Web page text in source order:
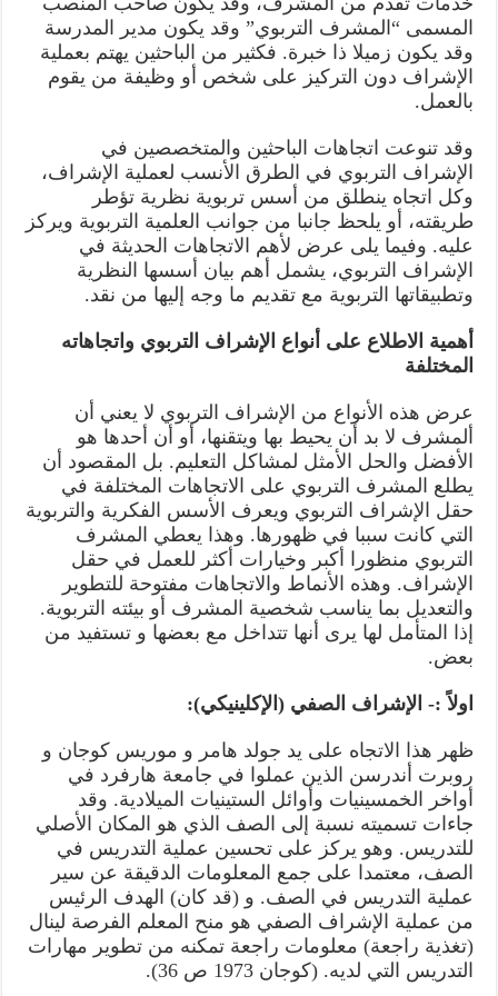
المسمى “المشرف التربوي” وقد يكون مدير المدرسة
وقد يكون زميلا ذا خبرة. فكثير من الباحثين يهتم بعملية
الإشراف دون التركيز على شخص أو وظيفة من يقوم
بالعمل.
وقد تنوعت اتجاهات الباحثين والمتخصصين في
الإشراف التربوي في الطرق الأنسب لعملية الإشراف،
وكل اتجاه ينطلق من أسس تربوية نظرية تؤطر
طريقته، أو يلحظ جانبا من جوانب العلمية التربوية ويركز
عليه. وفيما يلى عرض لأهم الاتجاهات الحديثة في
الإشراف التربوي، يشمل أهم بيان أسسها النظرية
وتطبيقاتها التربوية مع تقديم ما وجه إليها من نقد.
أهمية الاطلاع على أنواع الإشراف التربوي واتجاهاته
المختلفة
عرض هذه الأنواع من الإشراف التربوي لا يعني أن
ألمشرف لا بد أن يحيط بها ويتقنها، أو أن أحدها هو
الأفضل والحل الأمثل لمشاكل التعليم. بل المقصود أن
يطلع المشرف التربوي على الاتجاهات المختلفة في
حقل الإشراف التربوي ويعرف الأسس الفكرية والتربوية
التي كانت سببا في ظهورها. وهذا يعطي المشرف
التربوي منظورا أكبر وخيارات أكثر للعمل في حقل
الإشراف. وهذه الأنماط والاتجاهات مفتوحة للتطوير
والتعديل بما يناسب شخصية المشرف أو بيئته التربوية.
إذا المتأمل لها يرى أنها تتداخل مع بعضها و تستفيد من
بعض.
اولاً :- الإشراف الصفي (الإكلينيكي):
ظهر هذا الاتجاه على يد جولد هامر و موريس كوجان و
روبرت أندرسن الذين عملوا في جامعة هارفرد في
أواخر الخمسينيات وأوائل الستينيات الميلادية. وقد
جاءات تسميته نسبة إلى الصف الذي هو المكان الأصلي
للتدريس. وهو يركز على تحسين عملية التدريس في
الصف، معتمدا على جمع المعلومات الدقيقة عن سير
عملية التدريس في الصف. و (قد كان) الهدف الرئيس
من عملية الإشراف الصفي هو منح المعلم الفرصة لينال
(تغذية راجعة) معلومات راجعة تمكنه من تطوير مهارات
التدريس التي لديه. (كوجان 1973 ص 36).